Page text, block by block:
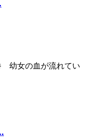
幼女の血が流れてい